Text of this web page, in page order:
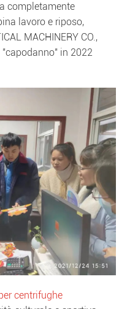
completamente
lavoro e riposo,
MACHINERY CO.,
in 2022
centrifughe